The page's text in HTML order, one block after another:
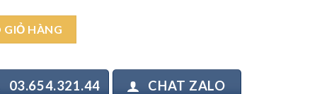
tại
là:
4.900.000₫.
số lượng
GIỎ HÀNG
03.654.321.44 CHAT ZALO